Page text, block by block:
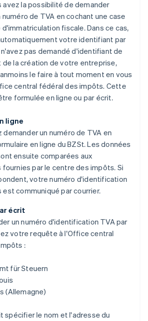
avez la possibilité de demander
de TVA en cochant une case
fiscale. Dans ce cas,
votre identifiant par
n'avez pas demandé d'identifiant de
de la création de votre entreprise,
le faire à tout moment en vous
central fédéral des impôts. Cette
formulée en ligne ou par écrit.
ligne
demander un numéro de TVA en
en ligne du BZSt. Les données
ensuite comparées aux
par le centre des impôts. Si
votre numéro d'identification
est communiqué par courrier.
écrit
un numéro d'identification TVA par
votre requête à l'Office central
:
für Steuern
(Allemagne)
spécifier le nom et l'adresse du